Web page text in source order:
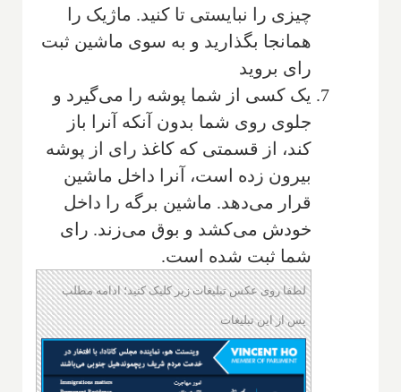
چیزی را نبایستی تا کنید. ماژیک را
همانجا بگذارید و به سوی ماشین ثبت
رای بروید
یک کسی از شما پوشه را می‌گیرد و
جلوی روی شما بدون آنکه آنرا باز
کند، از قسمتی که کاغذ رای از پوشه
بیرون زده است، آنرا داخل ماشین
قرار می‌دهد. ماشین برگه را داخل
خودش می‌کشد و بوق می‌زند. رای
شما ثبت شده است.
لطفا روی عکس تبلیغات زیر کلیک کنید؛ ادامه مطلب
پس از این تبلیغات